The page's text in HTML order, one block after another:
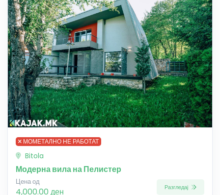
МОМЕТАЛНО НЕ РАБОТАТ
Bitola
Модерна вила на Пелистер
Цена од
4,000.00 ден Разгледај